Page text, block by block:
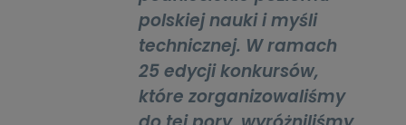
polskiej nauki i myśli
technicznej. W ramach
25 edycji konkursów,
które zorganizowaliśmy